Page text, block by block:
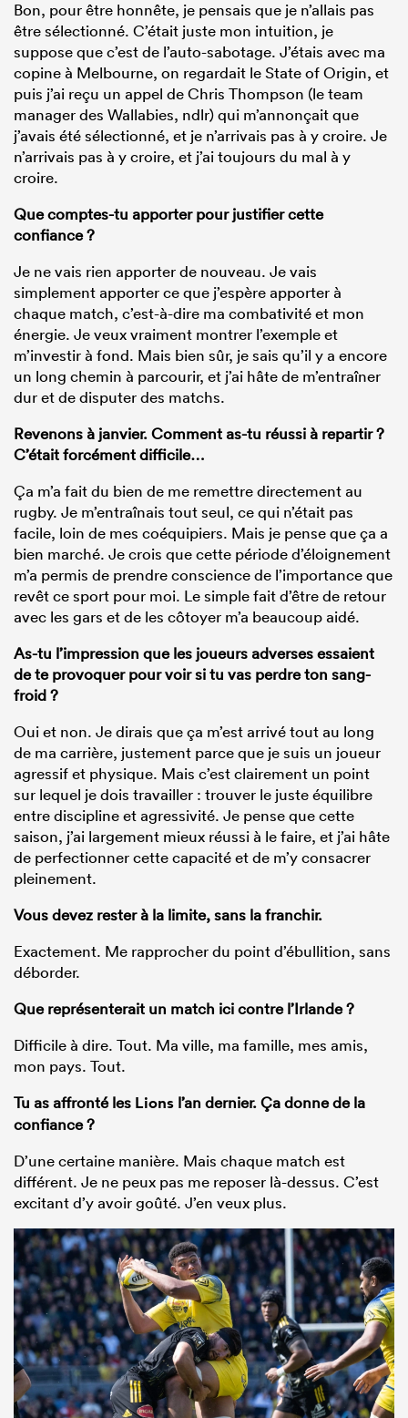
Bon, pour être honnête, je pensais que je n’allais pas
être sélectionné. C’était juste mon intuition, je
suppose que c’est de l’auto-sabotage. J’étais avec ma
copine à Melbourne, on regardait le State of Origin, et
puis j’ai reçu un appel de Chris Thompson (le team
manager des Wallabies, ndlr) qui m’annonçait que
j’avais été sélectionné, et je n’arrivais pas à y croire. Je
n’arrivais pas à y croire, et j’ai toujours du mal à y
croire.
Que comptes-tu apporter pour justifier cette
confiance ?
Je ne vais rien apporter de nouveau. Je vais
simplement apporter ce que j’espère apporter à
chaque match, c’est-à-dire ma combativité et mon
énergie. Je veux vraiment montrer l’exemple et
m’investir à fond. Mais bien sûr, je sais qu’il y a encore
un long chemin à parcourir, et j’ai hâte de m’entraîner
dur et de disputer des matchs.
Revenons à janvier. Comment as-tu réussi à repartir ?
C’était forcément difficile…
Ça m’a fait du bien de me remettre directement au
rugby. Je m’entraînais tout seul, ce qui n’était pas
facile, loin de mes coéquipiers. Mais je pense que ça a
bien marché. Je crois que cette période d’éloignement
m’a permis de prendre conscience de l’importance que
revêt ce sport pour moi. Le simple fait d’être de retour
avec les gars et de les côtoyer m’a beaucoup aidé.
As-tu l’impression que les joueurs adverses essaient
de te provoquer pour voir si tu vas perdre ton sang-
froid ?
Oui et non. Je dirais que ça m’est arrivé tout au long
de ma carrière, justement parce que je suis un joueur
agressif et physique. Mais c’est clairement un point
sur lequel je dois travailler : trouver le juste équilibre
entre discipline et agressivité. Je pense que cette
saison, j’ai largement mieux réussi à le faire, et j’ai hâte
de perfectionner cette capacité et de m’y consacrer
pleinement.
Vous devez rester à la limite, sans la franchir.
Exactement. Me rapprocher du point d’ébullition, sans
déborder.
Que représenterait un match ici contre l’Irlande ?
Difficile à dire. Tout. Ma ville, ma famille, mes amis,
mon pays. Tout.
Tu as affronté les Lions l’an dernier. Ça donne de la
confiance ?
D’une certaine manière. Mais chaque match est
différent. Je ne peux pas me reposer là-dessus. C’est
excitant d’y avoir goûté. J’en veux plus.